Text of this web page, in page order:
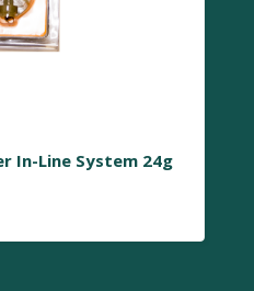
In-Line System 24g